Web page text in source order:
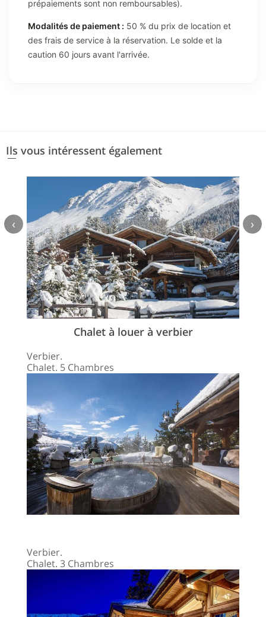
prépaiements sont non remboursables).
Modalités de paiement : 50 % du prix de location et
des frais de service à la réservation. Le solde et la
caution 60 jours avant l'arrivée.
Ils vous intéressent également
Chalet à louer à verbier
Verbier.
Chalet. 5 Chambres
Verbier.
Chalet. 3 Chambres
‹ ›